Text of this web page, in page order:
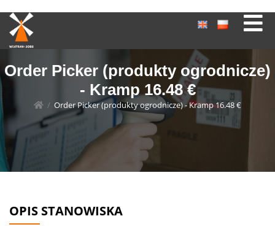
Order Picker (produkty ogrodnicze)
- Kramp 16.48 €
/ Order Picker (produkty ogrodnicze) - Kramp 16.48 €
OPIS STANOWISKA